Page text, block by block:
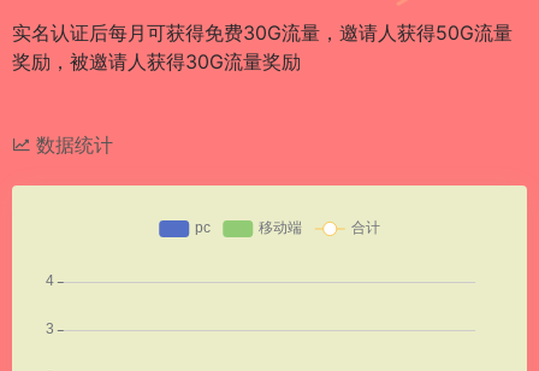
实名认证后每月可获得免费30G流量，邀请人获得50G流量
奖励，被邀请人获得30G流量奖励
数据统计